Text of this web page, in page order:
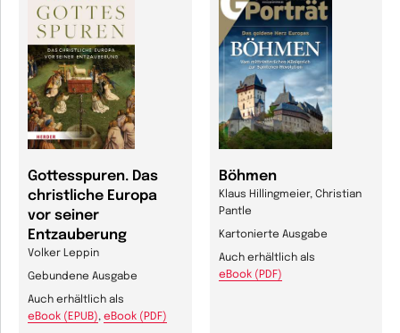
Gottesspuren. Das
christliche Europa
vor seiner
Entzauberung
Volker Leppin
Gebundene Ausgabe
Auch erhältlich als
eBook (EPUB), eBook (PDF)
Böhmen
Klaus Hillingmeier, Christian
Pantle
Kartonierte Ausgabe
Auch erhältlich als
eBook (PDF)